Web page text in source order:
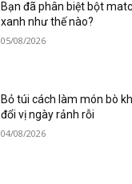
Bạn đã phân biệt bột
xanh như thế nào?
05/08/2026
Bỏ túi cách làm món bò
đổi vị ngày rảnh rỗi
04/08/2026